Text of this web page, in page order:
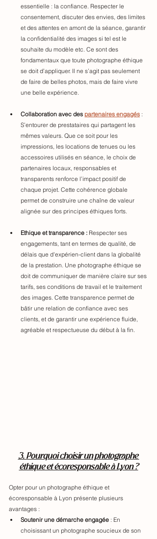
essentielle : la confiance. Respecter le
consentement, discuter des envies, des limites
et des attentes en amont de la séance, garantir
la confidentialité des images si tel est le
souhaite du modèle etc. Ce sont des
fondamentaux que toute photographe éthique
se doit d’appliquer. Il ne s’agit pas seulement
de faire de belles photos, mais de faire vivre
une belle expérience.
Collaboration avec des partenaires engagés :
S’entourer de prestataires qui partagent les
mêmes valeurs. Que ce soit pour les
impressions, les locations de tenues ou les
accessoires utilisés en séance, le choix de
partenaires locaux, responsables et
transparents renforce l’impact positif de
chaque projet. Cette cohérence globale
permet de construire une chaîne de valeur
alignée sur des principes éthiques forts.
Ethique et transparence : Respecter ses
engagements, tant en termes de qualité, de
délais que d'expérien-client dans la globalité
de la prestation. Une photographe éthique se
doit de communiquer de manière claire sur ses
tarifs, ses conditions de travail et le traitement
des images. Cette transparence permet de
bâtir une relation de confiance avec ses
clients, et de garantir une expérience fluide,
agréable et respectueuse du début à la fin.
3. Pourquoi choisir un photographe
éthique et écoresponsable à Lyon ?
Opter pour un photographe éthique et
écoresponsable à Lyon présente plusieurs
avantages :
Soutenir une démarche engagée : En
choisissant un photographe soucieux de son